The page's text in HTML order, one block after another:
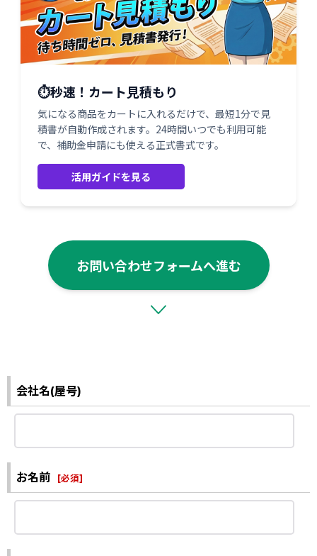
⏱️秒速！カート見積もり
気になる商品をカートに入れるだけで、最短1分で見
積書が自動作成されます。24時間いつでも利用可能
で、補助金申請にも使える正式書式です。
活用ガイドを見る
お問い合わせフォームへ進む
会社名(屋号)
お名前 [必須]